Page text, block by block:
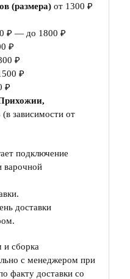
(размера) от 1300 ₽
₽ — до 1800 ₽
₽
₽
₽
₽
зависимости от
подключение
варочной
доставки
и сборка
с менеджером при
факту доставки со